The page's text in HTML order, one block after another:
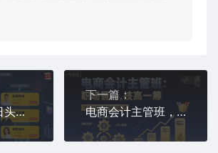
2025年AI今日头条最新暴利玩法，自动生成爆款，轻松实现矩阵日入多张
下一篇：
电商会计主管班，职场晋升，技高一筹